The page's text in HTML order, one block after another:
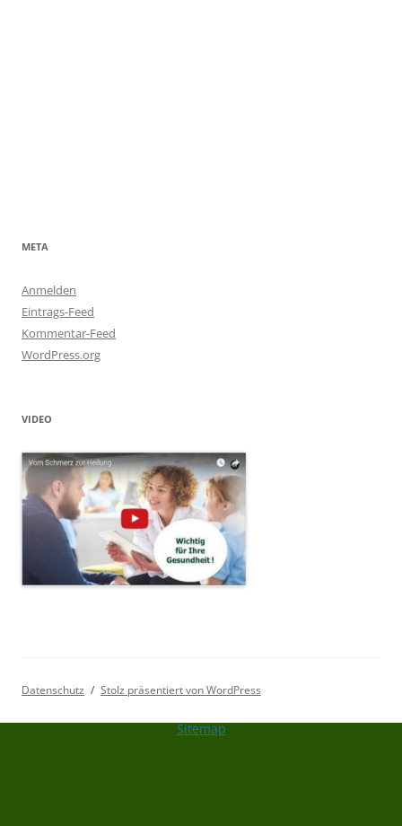
META
Anmelden
Eintrags-Feed
Kommentar-Feed
WordPress.org
VIDEO
Datenschutz Stolz präsentiert von WordPress
Sitemap